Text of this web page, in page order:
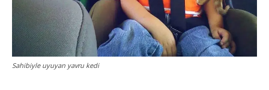
Sahibiyle uyuyan yavru kedi